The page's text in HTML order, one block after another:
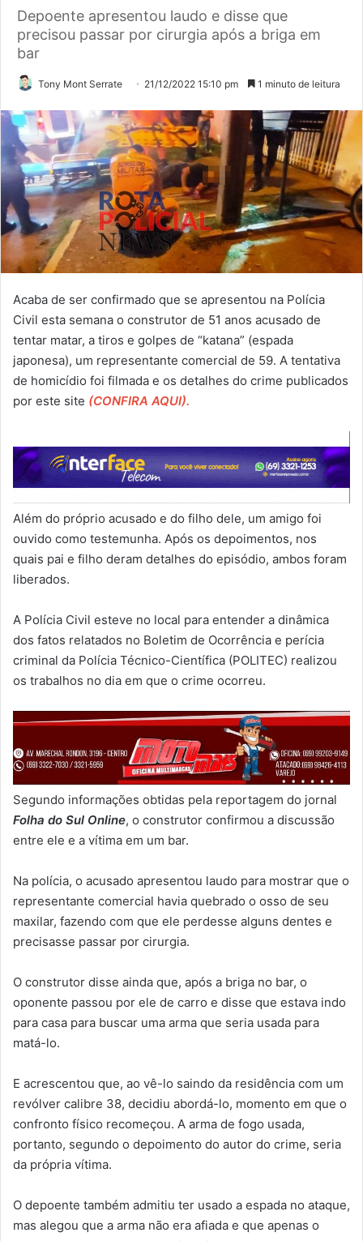
Depoente apresentou laudo e disse que
precisou passar por cirurgia após a briga em
bar
Tony Mont Serrate 21/12/2022 15:10 pm 1 minuto de leitura
Acaba de ser confirmado que se apresentou na Polícia
Civil esta semana o construtor de 51 anos acusado de
tentar matar, a tiros e golpes de “katana” (espada
japonesa), um representante comercial de 59. A tentativa
de homicídio foi filmada e os detalhes do crime publicados
por este site (CONFIRA AQUI).
Além do próprio acusado e do filho dele, um amigo foi
ouvido como testemunha. Após os depoimentos, nos
quais pai e filho deram detalhes do episódio, ambos foram
liberados.
A Polícia Civil esteve no local para entender a dinâmica
dos fatos relatados no Boletim de Ocorrência e perícia
criminal da Polícia Técnico-Científica (POLITEC) realizou
os trabalhos no dia em que o crime ocorreu.
Segundo informações obtidas pela reportagem do jornal
Folha do Sul Online, o construtor confirmou a discussão
entre ele e a vítima em um bar.
Na polícia, o acusado apresentou laudo para mostrar que o
representante comercial havia quebrado o osso de seu
maxilar, fazendo com que ele perdesse alguns dentes e
precisasse passar por cirurgia.
O construtor disse ainda que, após a briga no bar, o
oponente passou por ele de carro e disse que estava indo
para casa para buscar uma arma que seria usada para
matá-lo.
E acrescentou que, ao vê-lo saindo da residência com um
revólver calibre 38, decidiu abordá-lo, momento em que o
confronto físico recomeçou. A arma de fogo usada,
portanto, segundo o depoimento do autor do crime, seria
da própria vítima.
O depoente também admitiu ter usado a espada no ataque,
mas alegou que a arma não era afiada e que apenas o